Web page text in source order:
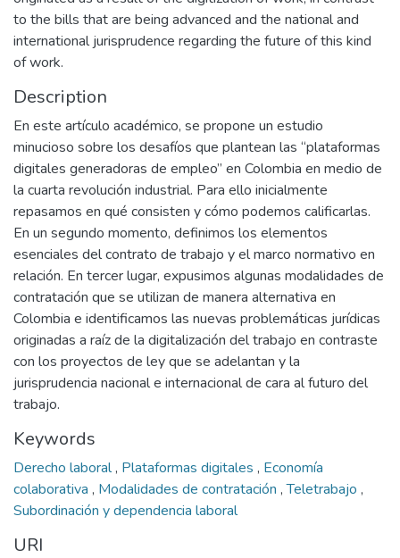
to the bills that are being advanced and the national and
international jurisprudence regarding the future of this kind
of work.
Description
En este artículo académico, se propone un estudio
minucioso sobre los desafíos que plantean las “plataformas
digitales generadoras de empleo” en Colombia en medio de
la cuarta revolución industrial. Para ello inicialmente
repasamos en qué consisten y cómo podemos calificarlas.
En un segundo momento, definimos los elementos
esenciales del contrato de trabajo y el marco normativo en
relación. En tercer lugar, expusimos algunas modalidades de
contratación que se utilizan de manera alternativa en
Colombia e identificamos las nuevas problemáticas jurídicas
originadas a raíz de la digitalización del trabajo en contraste
con los proyectos de ley que se adelantan y la
jurisprudencia nacional e internacional de cara al futuro del
trabajo.
Keywords
Derecho laboral, Plataformas digitales , Economía
colaborativa , Modalidades de contratación ,Teletrabajo ,
Subordinación y dependencia laboral
URI